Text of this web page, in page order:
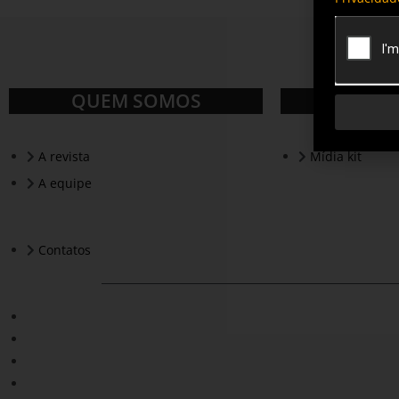
QUEM SOMOS
A revista
A equipe
Contatos
Mídia kit